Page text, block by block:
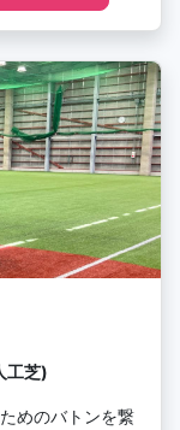
工芝)
めのバトンを繋